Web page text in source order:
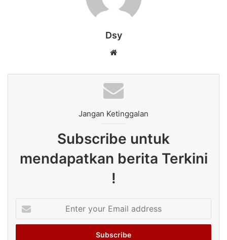
Dsy
Jangan Ketinggalan
Subscribe untuk
mendapatkan berita Terkini
!
your
Email